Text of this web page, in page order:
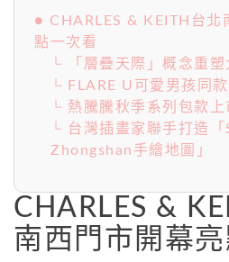
● CHARLES & KEITH台北
點一次看
└ 「層疊天際」概念重塑
└ FLARE U可愛男孩同
└ 熱騰騰秋季系列包款上
└ 台灣插畫家聯手打造
Zhongshan手繪地圖」
CHARLES &
南西門市開幕